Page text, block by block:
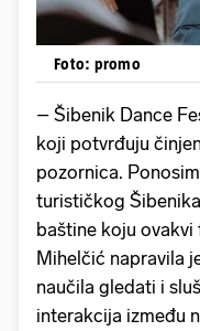
Foto: promo
– Šibenik Dance
koji potvrđuju
pozornica.
turističkog
baštine koju
Mihelčić napravila
naučila gledati i
interakcija između